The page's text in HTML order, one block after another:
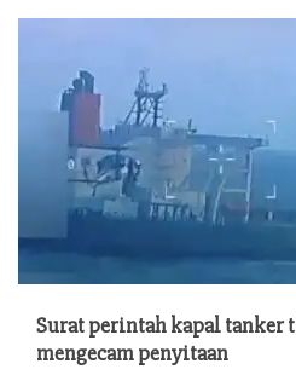
Surat perintah kapal tanker
mengecam penyitaan